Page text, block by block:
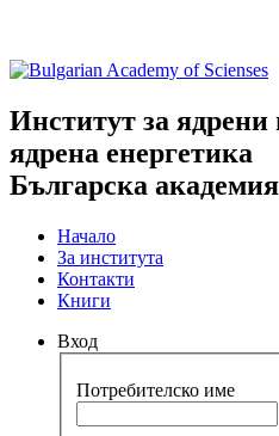
Институт за ядрени
ядрена енергетика
Българска
Начало
За института
Контакти
Книги
Вход
Потребителско име